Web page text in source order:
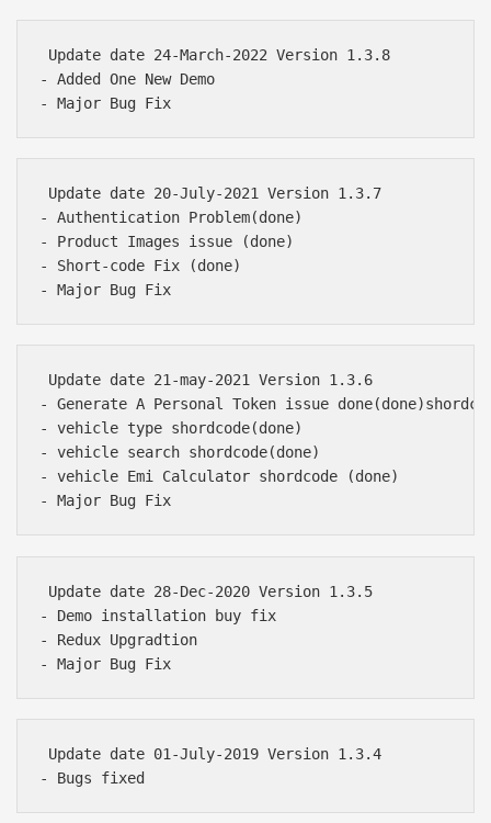
Update date 24-March-2022 Version 1.3.8
- Added One New Demo
Update date 20-July-2021 Version 1.3.7
- Authentication Problem(done)
- Product Images issue (done)
- Short-code Fix (done)
Update date 21-may-2021 Version 1.3.6
- Generate A Personal Token issue
- vehicle type shordcode(done)
- vehicle search shordcode(done)
- vehicle Emi Calculator shordcode (done)
Update date 28-Dec-2020 Version 1.3.5
- Demo installation buy fix
- Redux Upgradtion
Update date 01-July-2019 Version 1.3.4